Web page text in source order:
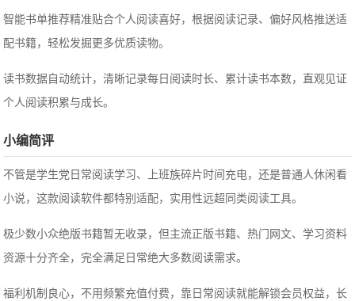
智能书单推荐精准贴合个人阅读喜好，根据阅读记录、偏好风格推送适
配书籍，轻松发掘更多优质读物。
读书数据自动统计，清晰记录每日阅读时长、累计读书本数，直观见证
个人阅读积累与成长。
小编简评
不管是学生党日常阅读学习、上班族碎片时间充电，还是普通人休闲看
小说，这款阅读软件都特别适配，实用性远超同类阅读工具。
极少数小众绝版书籍暂无收录，但主流正版书籍、热门网文、学习资料
资源十分齐全，完全满足日常绝大多数阅读需求。
福利机制良心，不用频繁充值付费，靠日常阅读就能解锁会员权益，长